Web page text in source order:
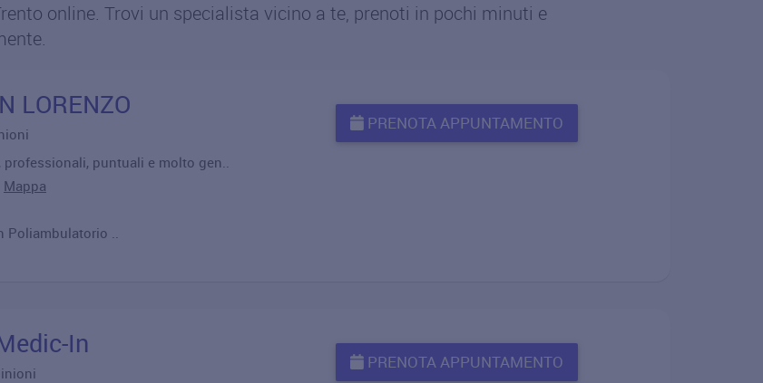
online. Trovi un specialista vicino a te, prenoti in pochi minuti e
LORENZO
puntuali e molto gen..
Mappa
Poliambulatorio ..
PRENOTA APPUNTAMENTO
In
PRENOTA APPUNTAMENTO